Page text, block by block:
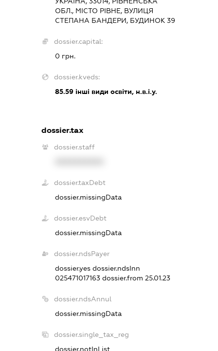
ОБЛ., МІСТО РІВНЕ, ВУЛИЦЯ
СТЕПАНА БАНДЕРИ, БУДИНОК 39
dossier.capital:
0 грн.
dossier.kveds:
85.59інші види освіти, н.в.і.у.
dossier.tax
dossier.staff
dossier.taxDebt
dossier.missingData
dossier.esvDebt
dossier.missingData
dossier.ndsPayer
dossier.yes dossier.ndsInn
025471017163 dossier.from 25.01.23
dossier.ndsAnnul
dossier.missingData
dossier.single_tax_reg
dossier.notInList